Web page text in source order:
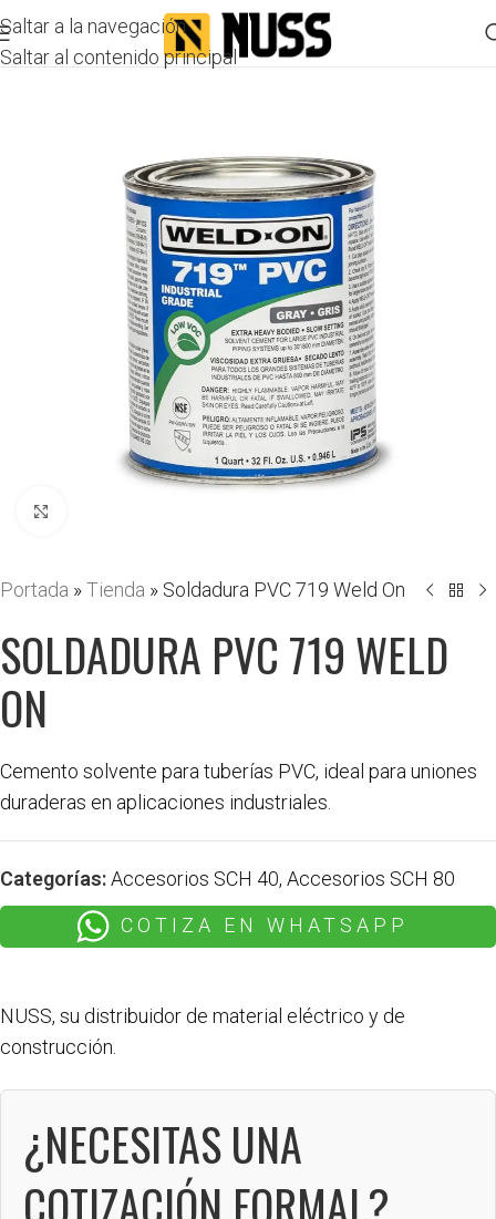
Saltar a la navegación
Saltar al contenido principal
Portada »Tienda » Soldadura PVC 719 Weld On
SOLDADURA PVC 719 WELD
ON
Cemento solvente para tuberías PVC, ideal para uniones
duraderas en aplicaciones industriales.
Categorías:Accesorios SCH 40, Accesorios SCH 80
COTIZA EN WHATSAPP
NUSS, su distribuidor de material eléctrico y de
construcción.
¿NECESITAS UNA
COTIZACIÓN FORMAL?